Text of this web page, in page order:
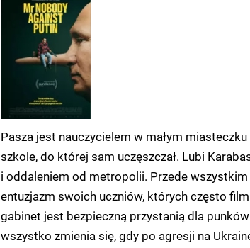
Pasza jest nauczycielem w małym
szkole, do której sam uczęszczał. Lubi
i oddaleniem od metropolii. Przede
entuzjazm swoich uczniów, których często
gabinet jest bezpieczną przystanią dla
wszystko zmienia się, gdy po agresji na